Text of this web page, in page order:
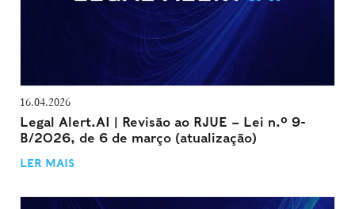
16.04.2026
Legal Alert.AI | Revisão ao RJUE – Lei n.º 9-
B/2026, de 6 de março (atualização)
LER MAIS